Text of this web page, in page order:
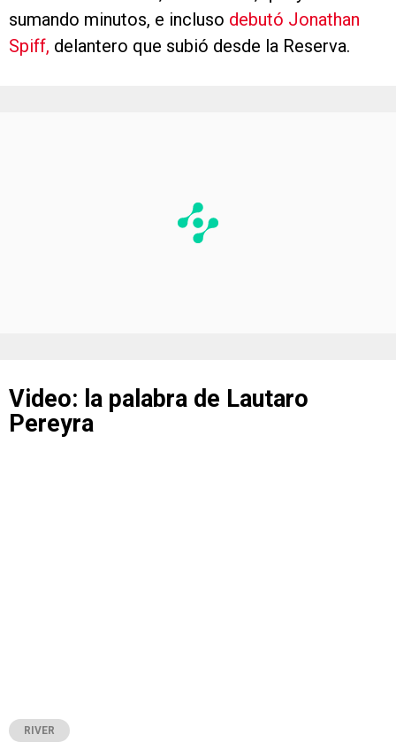
sumando minutos, e incluso debutó Jonathan
Spiff, delantero que subió desde la Reserva.
Video: la palabra de Lautaro
Pereyra
RIVER